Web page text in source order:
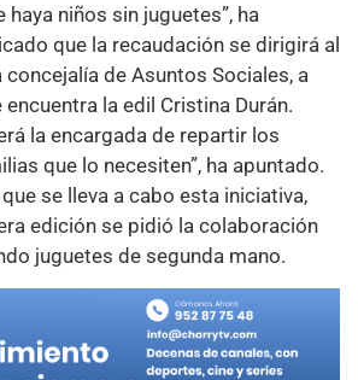
haya niños sin juguetes”, ha
que la recaudación se dirigirá al
concejalía de Asuntos Sociales, a
la edil Cristina Durán.
la encargada de repartir los
que lo necesiten”, ha apuntado.
se lleva a cabo esta iniciativa,
edición se pidió la colaboración
juguetes de segunda mano.